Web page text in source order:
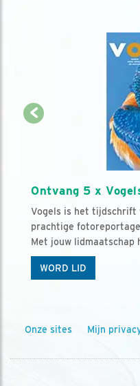
Ontvang 5 x
Vogels is het tijdschrift
prachtige
Met jouw lidmaatschap
WORD LID
Onze sites Mijn